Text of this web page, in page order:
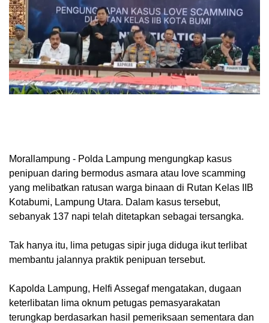
Morallampung - Polda Lampung mengungkap kasus
penipuan daring bermodus asmara atau love scamming
yang melibatkan ratusan warga binaan di Rutan Kelas IIB
Kotabumi, Lampung Utara. Dalam kasus tersebut,
sebanyak 137 napi telah ditetapkan sebagai tersangka.
Tak hanya itu, lima petugas sipir juga diduga ikut terlibat
membantu jalannya praktik penipuan tersebut.
Kapolda Lampung, Helfi Assegaf mengatakan, dugaan
keterlibatan lima oknum petugas pemasyarakatan
terungkap berdasarkan hasil pemeriksaan sementara dan